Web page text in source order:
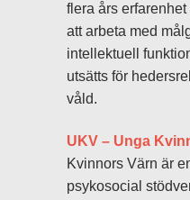
flera års
att arbeta med
intellektuell
utsätts för
våld.
UKV – Unga
Kvinnors Värn är
psykosocial